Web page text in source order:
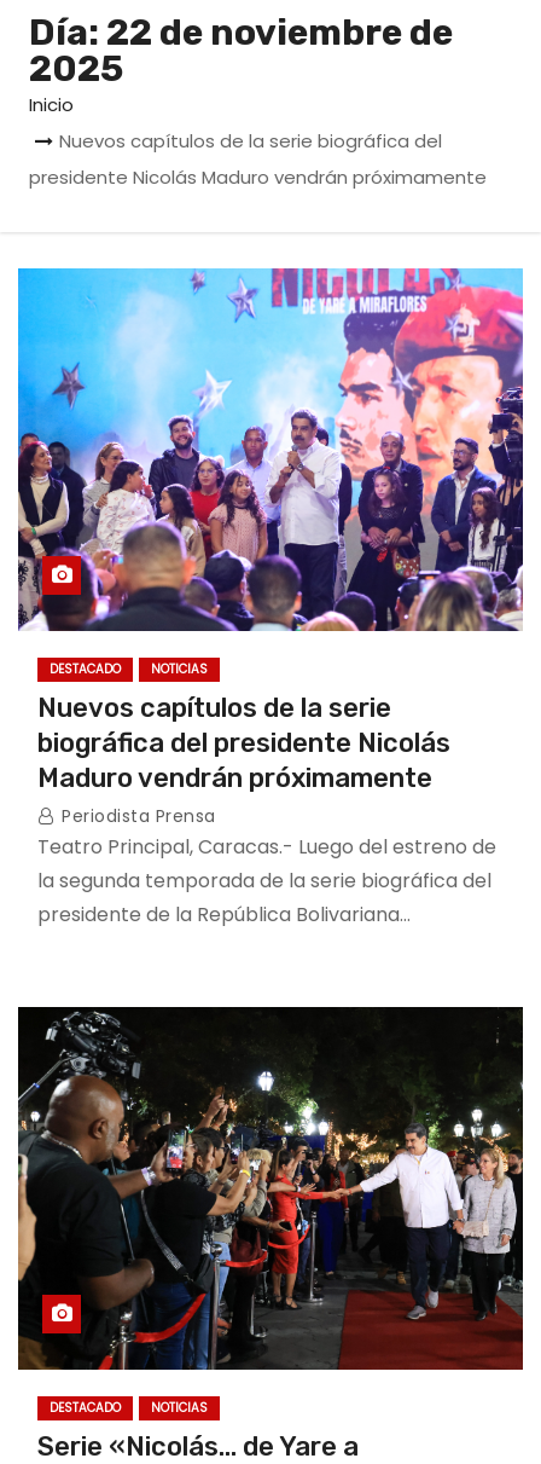
Día: 22 de noviembre de
2025
Inicio
Nuevos capítulos de la serie biográfica del
presidente Nicolás Maduro vendrán próximamente
DESTACADO NOTICIAS
Nuevos capítulos de la serie
biográfica del presidente Nicolás
Maduro vendrán próximamente
Periodista Prensa
Teatro Principal, Caracas.- Luego del estreno de
la segunda temporada de la serie biográfica del
presidente de la República Bolivariana…
DESTACADO NOTICIAS
Serie «Nicolás… de Yare a